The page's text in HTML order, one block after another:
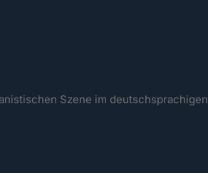
Szene im deutschsprachigen